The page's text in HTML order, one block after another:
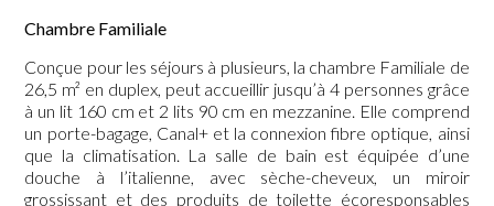
Chambre Familiale
Conçue pour les séjours à plusieurs, la chambre Familiale de
26,5 m² en duplex, peut accueillir jusqu’à 4 personnes grâce
à un lit 160 cm et 2 lits 90 cm en mezzanine. Elle comprend
un porte-bagage, Canal+ et la connexion fibre optique, ainsi
que la climatisation. La salle de bain est équipée d’une
douche à l’italienne, avec sèche-cheveux, un miroir
grossissant et des produits de toilette écoresponsables